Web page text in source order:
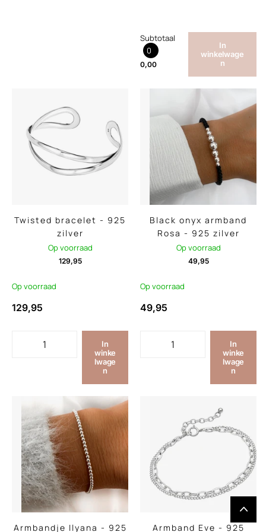
Subtotaal
0
0,00
In
winkelwage
n
Twisted bracelet - 925
zilver
Op voorraad
129,95
Op voorraad
129,95
In
winke
lwage
n
Black onyx armband
Rosa - 925 zilver
Op voorraad
49,95
Op voorraad
49,95
In
winke
lwage
n
Armbandje Ilyana - 925 Armband Eve - 925